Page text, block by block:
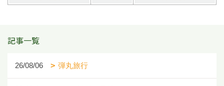
記事一覧
26/08/06 弾丸旅行